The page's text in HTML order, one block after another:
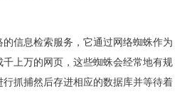
信息检索服务，它通过网络蜘蛛作为
上万的网页，这些蜘蛛会经常地有规
抓捕然后存进相应的数据库并等待着